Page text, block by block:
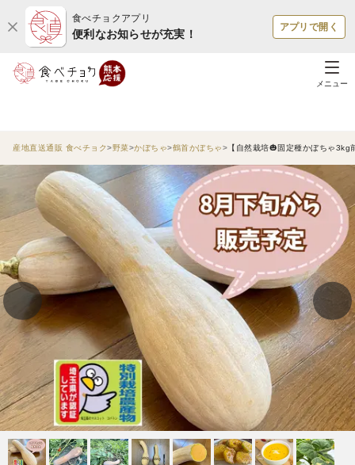
食べチョクアプリ
便利なお知らせが充実！
アプリで開く
メニュー
産地直送通販 食べチョク 野菜 かぼちゃ 鶴首かぼちゃ 【自然栽培🎃固定種かぼちゃ